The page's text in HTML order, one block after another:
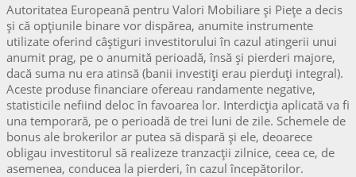
Autoritatea Europeană pentru Valori Mobiliare și Piețe a decis
şi că opțiunile binare vor dispărea, anumite instrumente
utilizate oferind câștiguri investitorului în cazul atingerii unui
anumit prag, pe o anumită perioadă, însă şi pierderi majore,
dacă suma nu era atinsă (banii investiți erau pierduți integral).
Aceste produse financiare ofereau randamente negative,
statisticile nefiind deloc în favoarea lor. Interdicția aplicată va fi
una temporară, pe o perioadă de trei luni de zile. Schemele de
bonus ale brokerilor ar putea să dispară şi ele, deoarece
obligau investitorul să realizeze tranzacții zilnice, ceea ce, de
asemenea, conducea la pierderi, în cazul începătorilor.